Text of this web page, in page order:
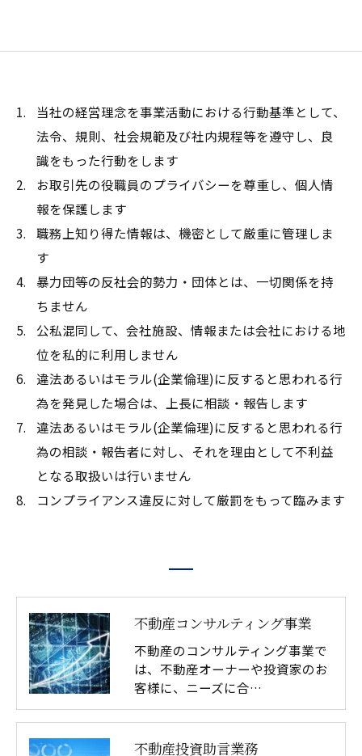
当社の経営理念を事業活動における行動基準として、
法令、規則、社会規範及び社内規程等を遵守し、良
識をもった行動をします
お取引先の役職員のプライバシーを尊重し、個人情
報を保護します
職務上知り得た情報は、機密として厳重に管理しま
す
暴力団等の反社会的勢力・団体とは、一切関係を持
ちません
公私混同して、会社施設、情報または会社における地
位を私的に利用しません
違法あるいはモラル(企業倫理)に反すると思われる行
為を発見した場合は、上長に相談・報告します
違法あるいはモラル(企業倫理)に反すると思われる行
為の相談・報告者に対し、それを理由として不利益
となる取扱いは行いません
コンプライアンス違反に対して厳罰をもって臨みます
不動産コンサルティング事業
不動産のコンサルティング事業で
は、不動産オーナーや投資家のお
客様に、ニーズに合…
不動産投資助言業務